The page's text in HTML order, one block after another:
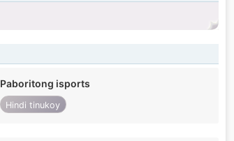
Paboritong isports
Hindi tinukoy